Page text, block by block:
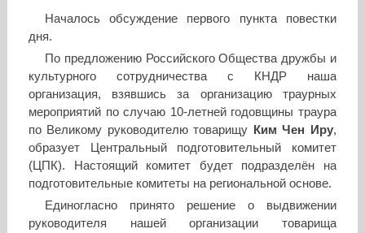
Началось обсуждение первого пункта повестки
дня.
По предложению Российского Общества дружбы и
культурного сотрудничества с КНДР наша
организация, взявшись за организацию траурных
мероприятий по случаю 10-летней годовщины траура
по Великому руководителю товарищу Ким Чен Иру,
образует Центральный подготовительный комитет
(ЦПК). Настоящий комитет будет подразделён на
подготовительные комитеты на региональной основе.
Единогласно принято решение о выдвижении
руководителя нашей организации товарища